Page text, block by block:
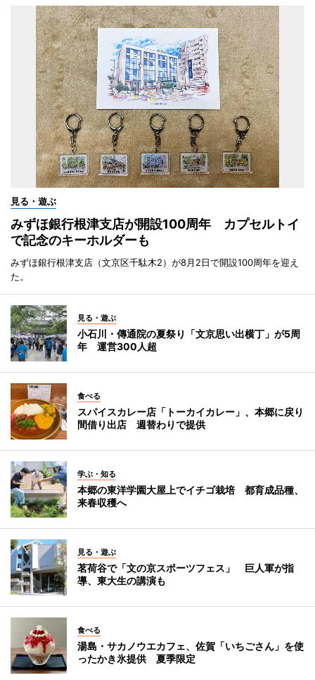
見る・遊ぶ
みずほ銀行根津支店が開設100周年 カプセルトイ
で記念のキーホルダーも
みずほ銀行根津支店（文京区千駄木2）が8月2日で開設100周年を迎え
た。
見る・遊ぶ
小石川・傳通院の夏祭り「文京思い出横丁」が5周
年 運営300人超
食べる
スパイスカレー店「トーカイカレー」、本郷に戻り
間借り出店 週替わりで提供
学ぶ・知る
本郷の東洋学園大屋上でイチゴ栽培 都育成品種、
来春収穫へ
見る・遊ぶ
茗荷谷で「文の京スポーツフェス」 巨人軍が指
導、東大生の講演も
食べる
湯島・サカノウエカフェ、佐賀「いちごさん」を使
ったかき氷提供 夏季限定